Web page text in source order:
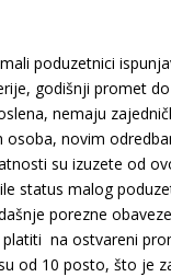
poduzetnici
godišnji promet
nemaju
osoba, novim
su izuzete od
status malog
porezne
na ostvareni
od 10 posto, što je